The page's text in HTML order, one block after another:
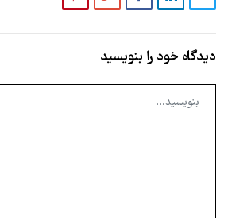
دیدگاه خود را بنویسید